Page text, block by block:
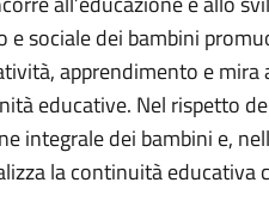
e sociale dei bambini
apprendimento e mira
educative. Nel rispetto
integrale dei bambini e,
la continuità educativa